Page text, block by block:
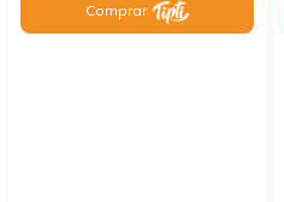
Comprar